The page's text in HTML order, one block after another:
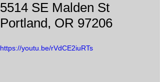
5514 SE Malden St
Portland, OR 97206
https://youtu.be/rVdCE2iuRTs